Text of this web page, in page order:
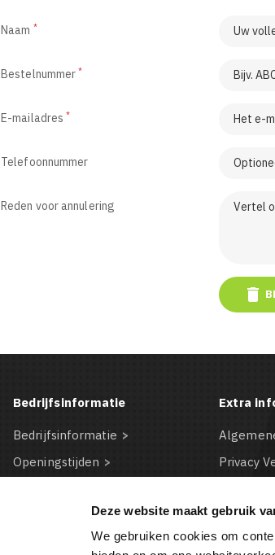
Deze website maakt gebruik
We gebruiken cookies om
Naam *
Bestelnummer*
E-mailadres*
Telefoonnummer
Reden voor annulering

Bedrijfsinformatie
Bedrijfsinformatie
Openingstijden
Bestelinformatie
Betaalmogelijkheden
Extra
Privacy
Cookie
VDBA